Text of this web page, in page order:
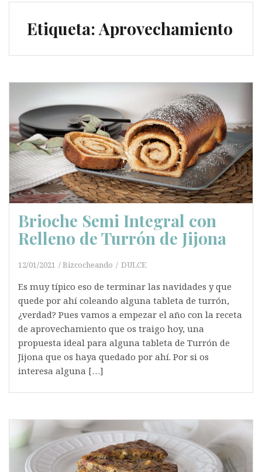
Etiqueta:Aprovechamiento
Brioche Semi Integral con
Relleno de Turrón de Jijona
12/01/2021 Bizcocheando DULCE
Es muy típico eso de terminar las navidades y que
quede por ahí coleando alguna tableta de turrón,
¿verdad? Pues vamos a empezar el año con la receta
de aprovechamiento que os traigo hoy, una
propuesta ideal para alguna tableta de Turrón de
Jijona que os haya quedado por ahí. Por si os
interesa alguna […]